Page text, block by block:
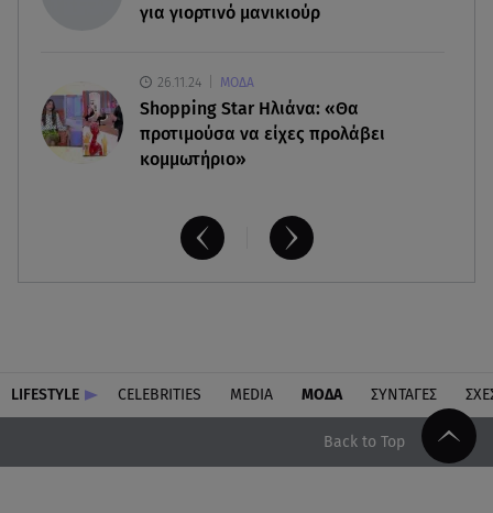
για γιορτινό μανικιούρ
26.11.24 ΜΟΔΑ
Shopping Star Ηλιάνα: «Θα
προτιμούσα να είχες προλάβει
κομμωτήριο»
LIFESTYLE CELEBRITIES MEDIA ΜΟΔΑ ΣΥΝΤΑΓΕΣ
Back to Top